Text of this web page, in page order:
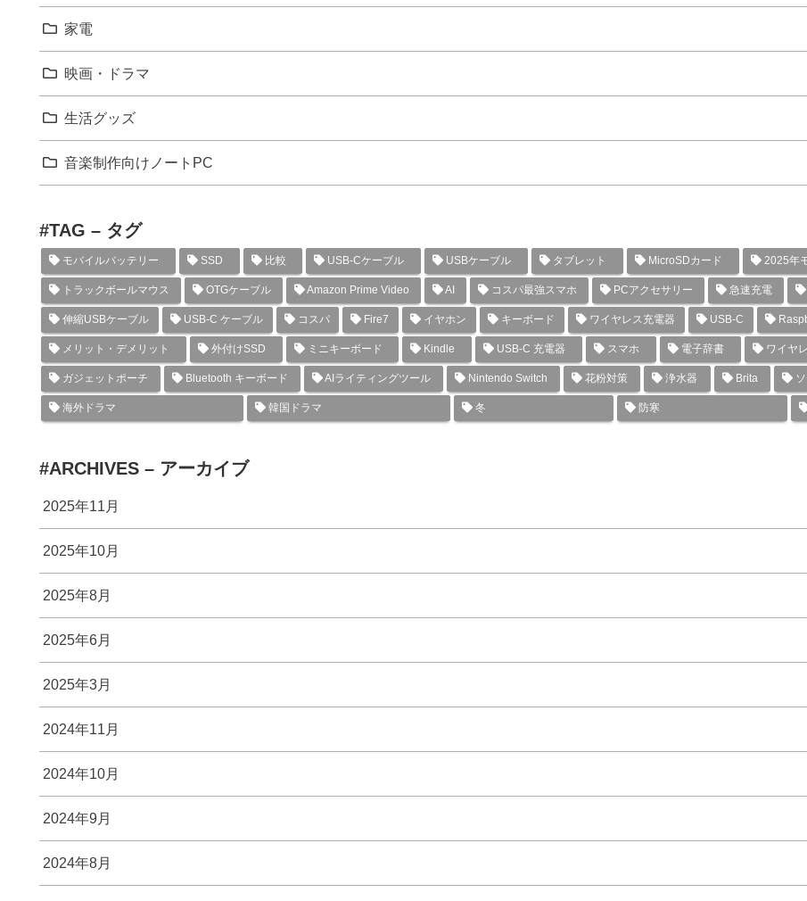
家電
映画・ドラマ
生活グッズ
音楽制作向けノートPC
#TAG – タグ
モバイルバッテリー SSD 比較 USB-Cケーブル USBケーブル タブレット MicroSDカード 2025年
トラックボールマウス OTGケーブル Amazon Prime Video AI コスパ最強スマホ PCアクセサリー 急速充電
伸縮USBケーブル USB-C ケーブル コスパ Fire7 イヤホン キーボード ワイヤレス充電器 USB-C
メリット・デメリット 外付けSSD ミニキーボード Kindle USB-C 充電器 スマホ 電子辞書 ワイヤ
ガジェットポーチ Bluetooth キーボード AIライティングツール Nintendo Switch 花粉対策 浄水器 Brita ソ
海外ドラマ 韓国ドラマ 冬 防寒
#ARCHIVES – アーカイブ
2025年11月
2025年10月
2025年8月
2025年6月
2025年3月
2024年11月
2024年10月
2024年9月
2024年8月